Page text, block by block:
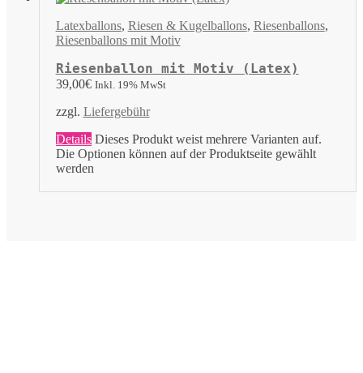
Latexballons, Riesen & Kugelballons, Riesenballons,
Riesenballons mit Motiv
Riesenballon mit Motiv (Latex)
39,00€ Inkl. 19% MwSt
zzgl. Liefergebühr
Details Dieses Produkt weist mehrere Varianten auf.
Die Optionen können auf der Produktseite gewählt
werden